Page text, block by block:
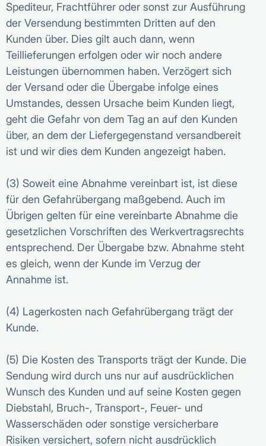
Spediteur, Frachtführer oder sonst zur Ausführung
der Versendung bestimmten Dritten auf den
Kunden über. Dies gilt auch dann, wenn
Teillieferungen erfolgen oder wir noch andere
Leistungen übernommen haben. Verzögert sich
der Versand oder die Übergabe infolge eines
Umstandes, dessen Ursache beim Kunden liegt,
geht die Gefahr von dem Tag an auf den Kunden
über, an dem der Liefergegenstand versandbereit
ist und wir dies dem Kunden angezeigt haben.
(3) Soweit eine Abnahme vereinbart ist, ist diese
für den Gefahrübergang maßgebend. Auch im
Übrigen gelten für eine vereinbarte Abnahme die
gesetzlichen Vorschriften des Werkvertragsrechts
entsprechend. Der Übergabe bzw. Abnahme steht
es gleich, wenn der Kunde im Verzug der
Annahme ist.
(4) Lagerkosten nach Gefahrübergang trägt der
Kunde.
(5) Die Kosten des Transports trägt der Kunde. Die
Sendung wird durch uns nur auf ausdrücklichen
Wunsch des Kunden und auf seine Kosten gegen
Diebstahl, Bruch-, Transport-, Feuer- und
Wasserschäden oder sonstige versicherbare
Risiken versichert, sofern nicht ausdrücklich